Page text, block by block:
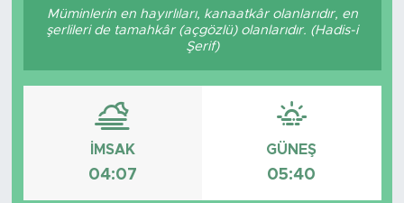
Müminlerin en hayırlıları, kanaatkâr olanlarıdır, en
şerlileri de tamahkâr (açgözlü) olanlarıdır. (Hadis-i
Şerif)
İMSAK
04:07
GÜNEŞ
05:40